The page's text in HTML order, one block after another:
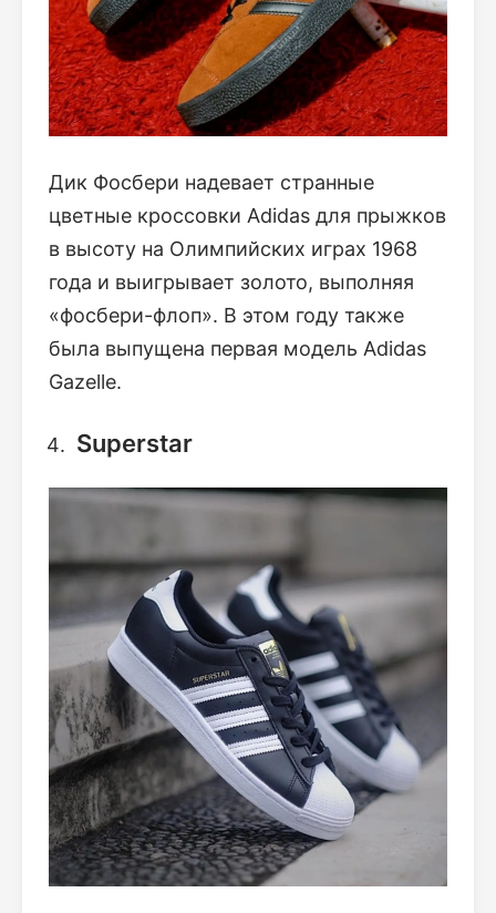
Дик Фосбери надевает странные
цветные кроссовки Аdidas для прыжков
в высоту на Олимпийских играх 1968
года и выигрывает золото, выполняя
«фосбери-флоп». В этом году также
была выпущена первая модель Adidas
Gazelle.
Superstar